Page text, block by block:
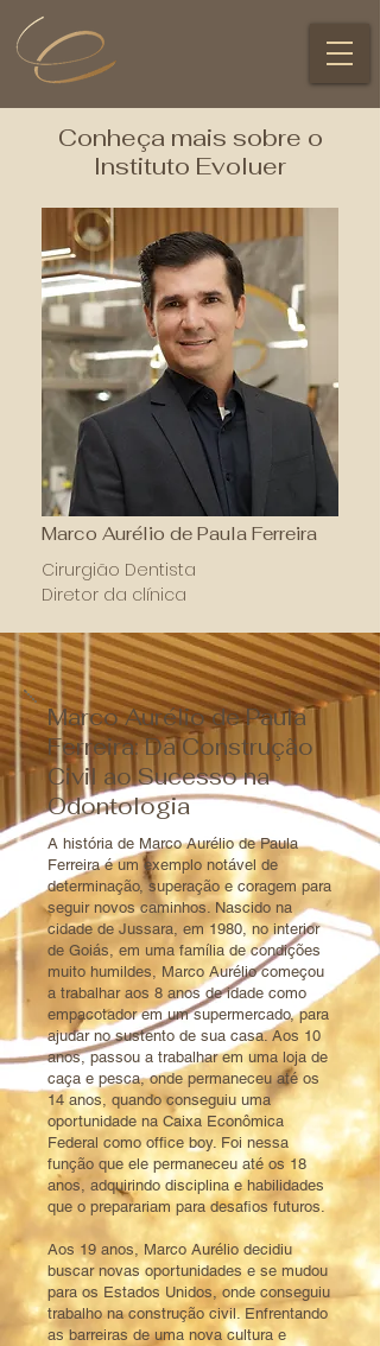
Conheça mais sobre o
Instituto Evoluer
Marco Aurélio de Paula Ferreira
Cirurgião Dentista
Diretor da clínica
Marco Aurélio de Paula
Ferreira: Da Construção
Civil ao Sucesso na
Odontologia
A história de Marco Aurélio de Paula
Ferreira é um exemplo notável de
determinação, superação e coragem para
seguir novos caminhos. Nascido na
cidade de Jussara, em 1980, no interior
de Goiás, em uma família de condições
muito humildes, Marco Aurélio começou
a trabalhar aos 8 anos de idade como
empacotador em um supermercado, para
ajudar no sustento de sua casa. Aos 10
anos, passou a trabalhar em uma loja de
caça e pesca, onde permaneceu até os
14 anos, quando conseguiu uma
oportunidade na Caixa Econômica
Federal como office boy. Foi nessa
função que ele permaneceu até os 18
anos, adquirindo disciplina e habilidades
que o preparariam para desafios futuros.
Aos 19 anos, Marco Aurélio decidiu
buscar novas oportunidades e se mudou
para os Estados Unidos, onde conseguiu
trabalho na construção civil. Enfrentando
as barreiras de uma nova cultura e